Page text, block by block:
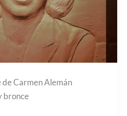
Carmen Alemán
bronce